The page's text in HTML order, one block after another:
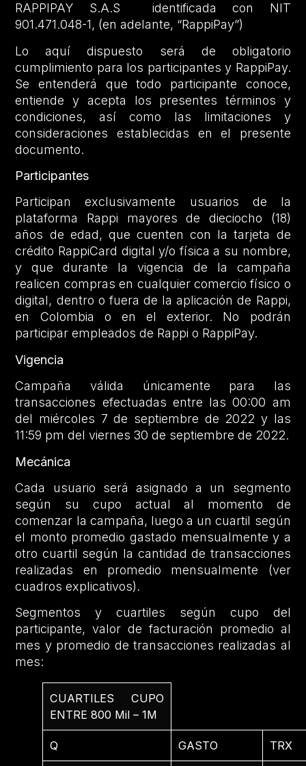
RAPPIPAY S.A.S identificada con NIT
901.471.048-1, (en adelante, “RappiPay”)
Lo aquí dispuesto será de obligatorio
cumplimiento para los participantes y RappiPay.
Se entenderá que todo participante conoce,
entiende y acepta los presentes términos y
condiciones, así como las limitaciones y
consideraciones establecidas en el presente
documento.
Participantes
Participan exclusivamente usuarios de la
plataforma Rappi mayores de dieciocho (18)
años de edad, que cuenten con la tarjeta de
crédito RappiCard digital y/o física a su nombre,
y que durante la vigencia de la campaña
realicen compras en cualquier comercio físico o
digital, dentro o fuera de la aplicación de Rappi,
en Colombia o en el exterior. No podrán
participar empleados de Rappi o RappiPay.
Vigencia
Campaña válida únicamente para las
transacciones efectuadas entre las 00:00 am
del miércoles 7 de septiembre de 2022 y las
11:59 pm del viernes 30 de septiembre de 2022.
Mecánica
Cada usuario será asignado a un segmento
según su cupo actual al momento de
comenzar la campaña, luego a un cuartil según
el monto promedio gastado mensualmente y a
otro cuartil según la cantidad de transacciones
realizadas en promedio mensualmente (ver
cuadros explicativos).
Segmentos y cuartiles según cupo del
participante, valor de facturación promedio al
mes y promedio de transacciones realizadas al
mes:
CUARTILES CUPO
ENTRE 800 Mil – 1M
Q GASTO TRX